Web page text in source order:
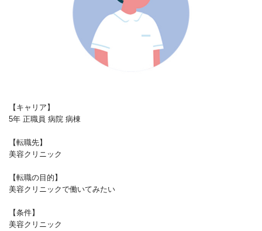
【キャリア】
5年 正職員 病院 病棟
【転職先】
美容クリニック
【転職の目的】
美容クリニックで働いてみたい
【条件】
美容クリニック